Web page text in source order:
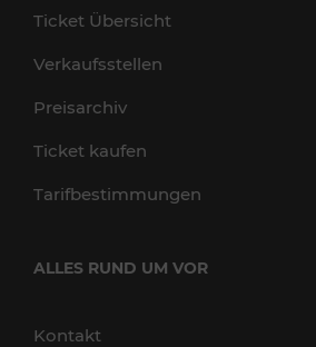
Ticket Übersicht
Verkaufsstellen
Preisarchiv
Ticket kaufen
Tarifbestimmungen
ALLES RUND UM VOR
Kontakt